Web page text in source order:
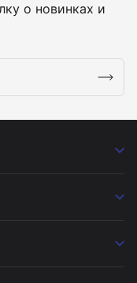
о новинках и